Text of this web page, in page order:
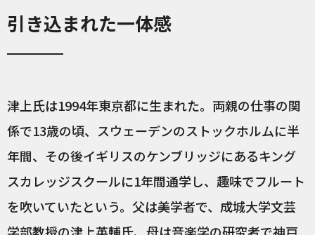
引き込まれた一体感
津上氏は1994年東京都に生まれた。両親の仕事の関
係で13歳の頃、スウェーデンのストックホルムに半
年間、その後イギリスのケンブリッジにあるキング
スカレッジスクールに1年間通学し、趣味でフルート
を吹いていたという。父は美学者で、成城大学文芸
学部教授の津上英輔氏、母は音楽学の研究者で神戸